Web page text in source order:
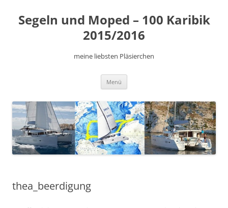
springen
Segeln und Moped – 100 Karibik
2015/2016
meine liebsten Pläsierchen
Menü
thea_beerdigung